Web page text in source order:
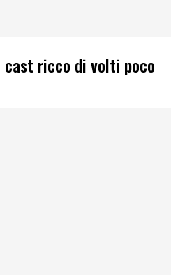
cast ricco di volti poco